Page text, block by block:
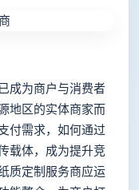
为商户与消费者
地区的实体商家而
付需求，如何通过
载体，成为提升竞
质定制服务商应运